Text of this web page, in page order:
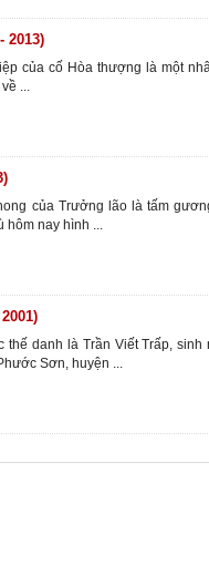
2013)
của cố Hòa thượng là một
...
của Trưởng lão là tấm
hôm nay hình ...
thế danh là Trần Viết Trấp,
Sơn, huyện ...